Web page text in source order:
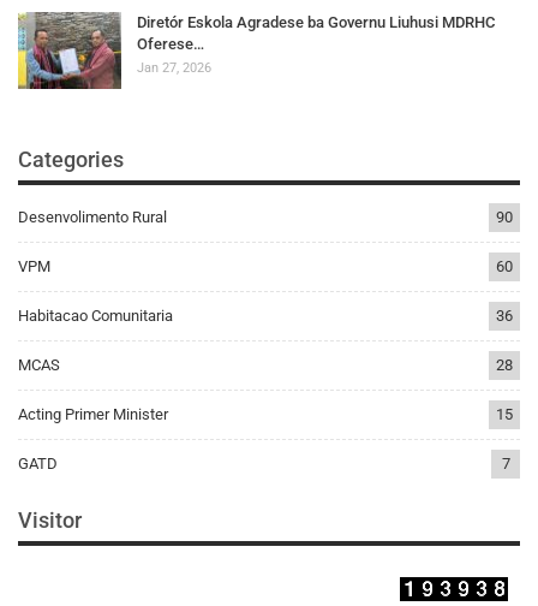
Diretór Eskola Agradese ba Governu Liuhusi MDRHC
Oferese…
Jan 27, 2026
Categories
Desenvolimento Rural 90
VPM 60
Habitacao Comunitaria 36
MCAS 28
Acting Primer Minister 15
GATD 7
Visitor